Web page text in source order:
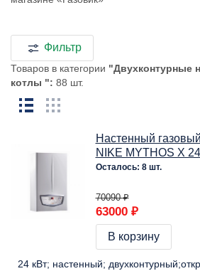
Фильтр
Товаров в категории "Двухконтурные
котлы ": 88 шт.
Настенный
NIKE MYTHOS X
Осталось: 8 шт.
70090 ₽
63000 ₽
В корзину
24 кВт настенный двухконтурный